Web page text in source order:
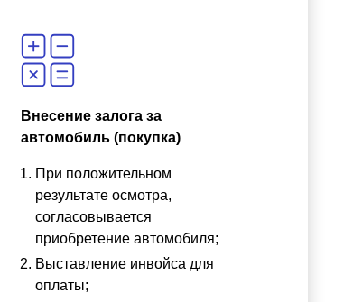
Внесение залога за
автомобиль (покупка)
При положительном
результате осмотра,
согласовывается
приобретение автомобиля;
Выставление инвойса для
оплаты;